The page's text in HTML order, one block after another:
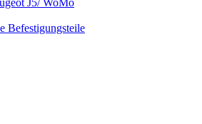
Befestigungsteile